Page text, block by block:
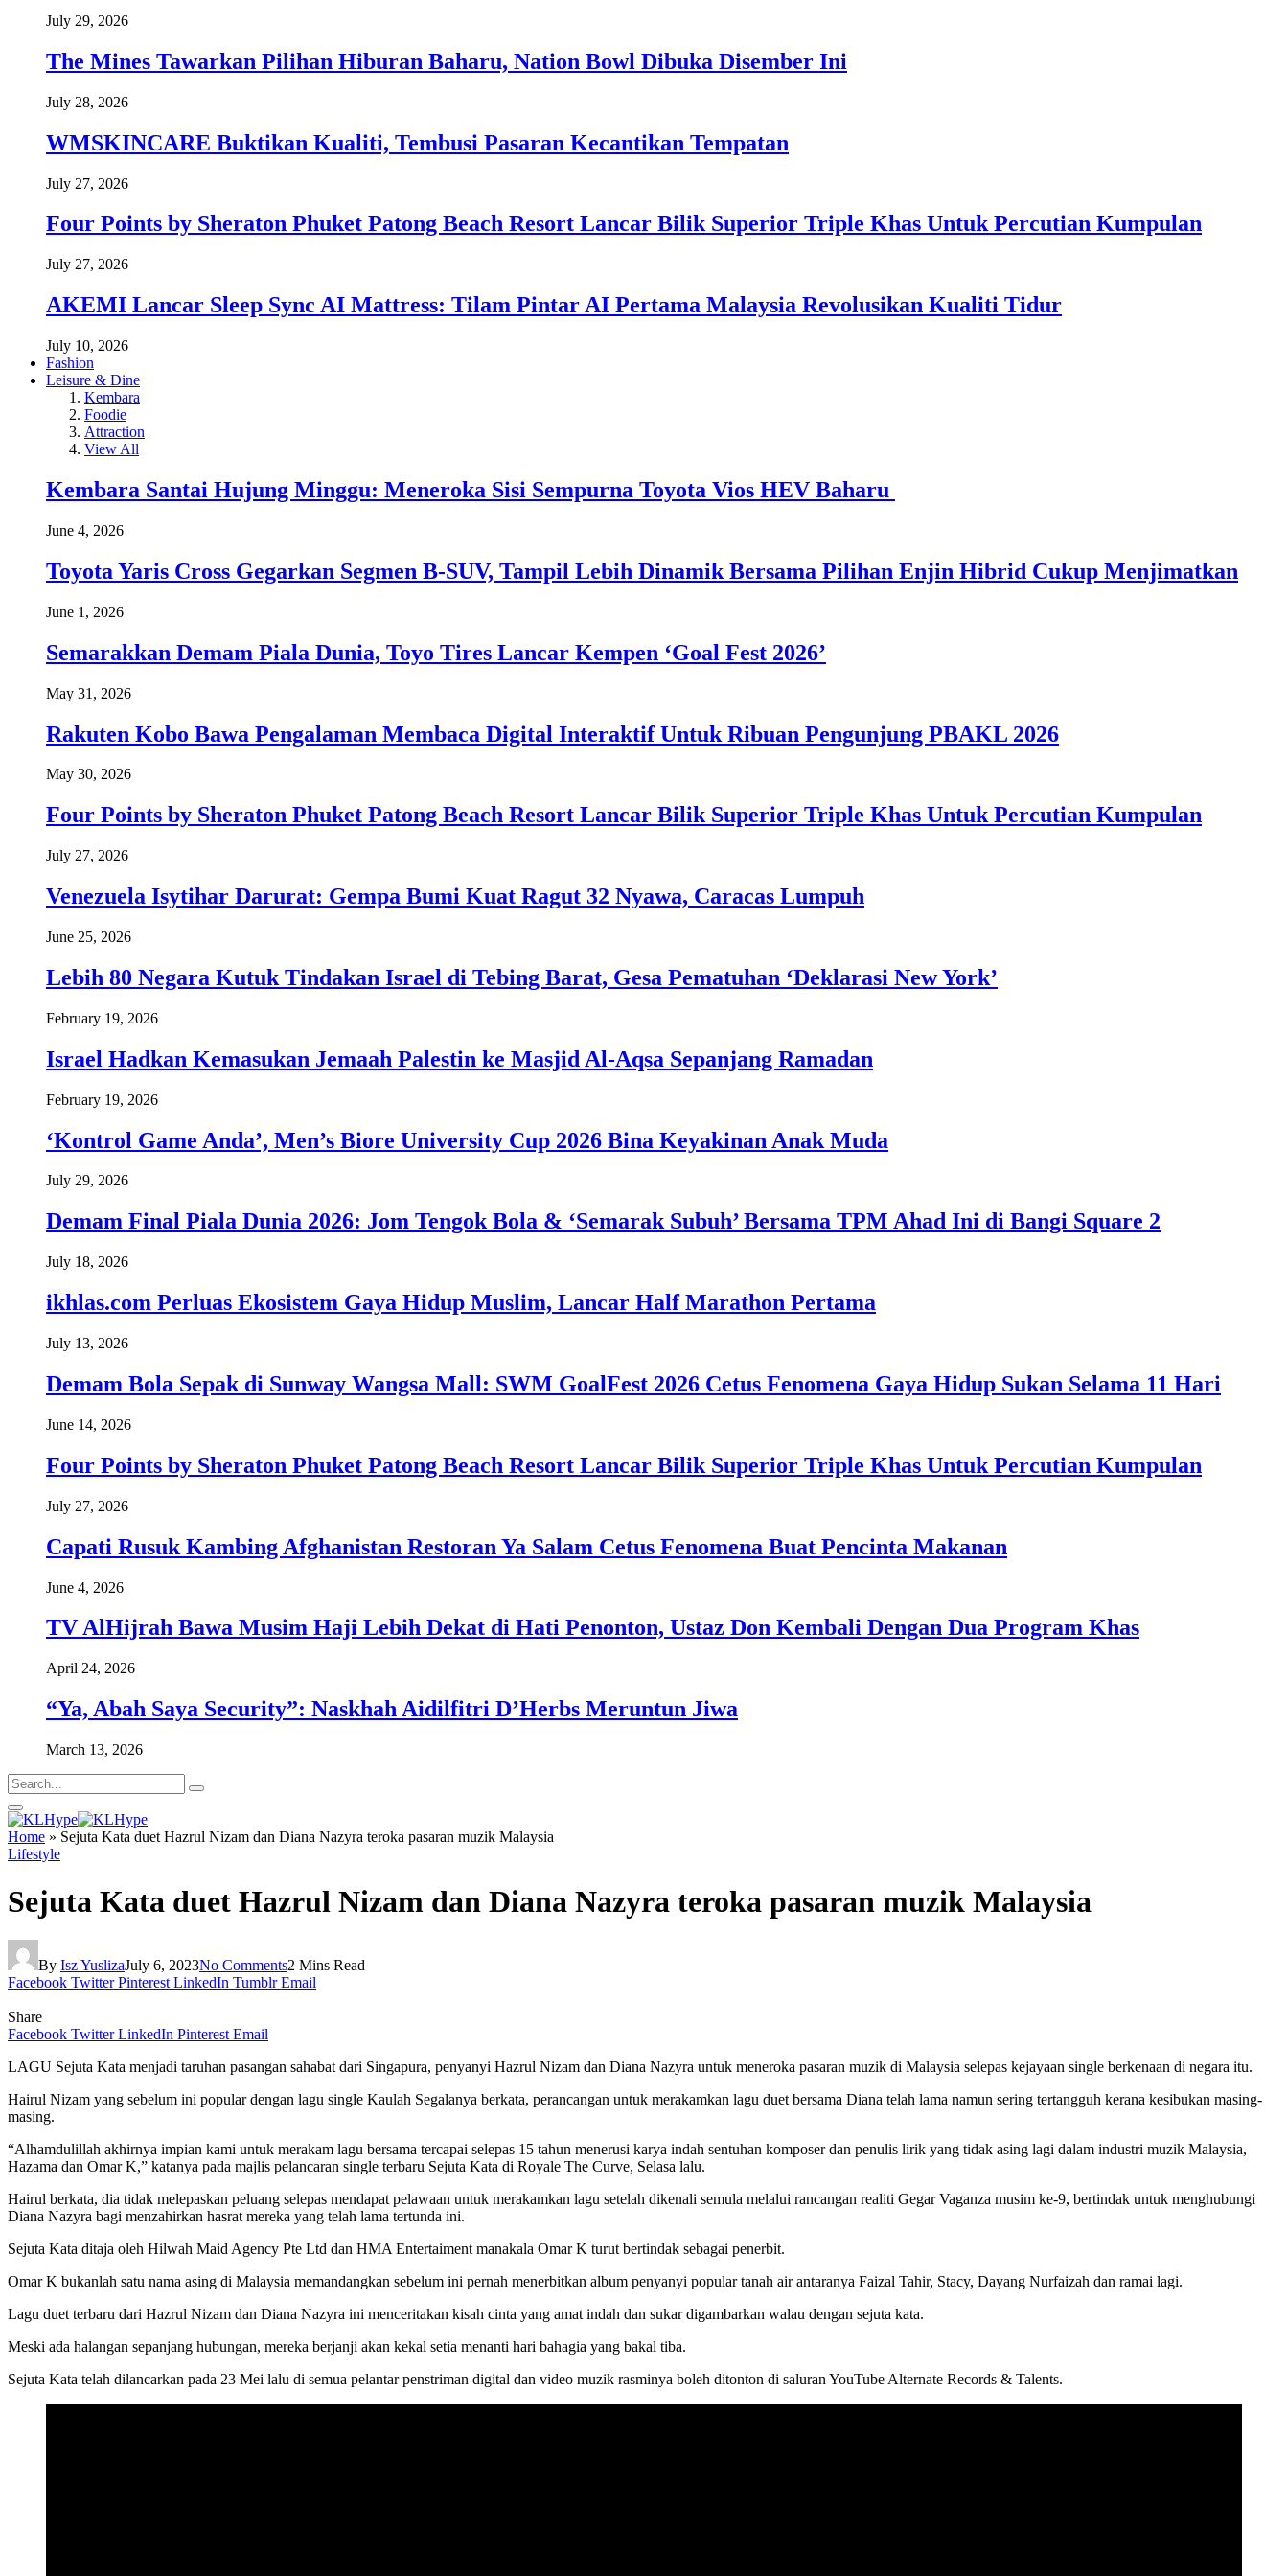
July 29, 2026
The Mines Tawarkan Pilihan Hiburan Baharu, Nation Bowl Dibuka Disember Ini
July 28, 2026
WMSKINCARE Buktikan Kualiti, Tembusi Pasaran Kecantikan Tempatan
July 27, 2026
Four Points by Sheraton Phuket Patong Beach Resort Lancar Bilik Superior Triple Khas Untuk Percutian Kumpulan
July 27, 2026
AKEMI Lancar Sleep Sync AI Mattress: Tilam Pintar AI Pertama Malaysia Revolusikan Kualiti Tidur
July 10, 2026
Fashion
Leisure & Dine
Kembara
Foodie
Attraction
View All
Kembara Santai Hujung Minggu: Meneroka Sisi Sempurna Toyota Vios HEV Baharu
June 4, 2026
Toyota Yaris Cross Gegarkan Segmen B-SUV, Tampil Lebih Dinamik Bersama Pilihan Enjin Hibrid Cukup Menjimatkan
June 1, 2026
Semarakkan Demam Piala Dunia, Toyo Tires Lancar Kempen ‘Goal Fest 2026’
May 31, 2026
Rakuten Kobo Bawa Pengalaman Membaca Digital Interaktif Untuk Ribuan Pengunjung PBAKL 2026
May 30, 2026
Four Points by Sheraton Phuket Patong Beach Resort Lancar Bilik Superior Triple Khas Untuk Percutian Kumpulan
July 27, 2026
Venezuela Isytihar Darurat: Gempa Bumi Kuat Ragut 32 Nyawa, Caracas Lumpuh
June 25, 2026
Lebih 80 Negara Kutuk Tindakan Israel di Tebing Barat, Gesa Pematuhan ‘Deklarasi New York’
February 19, 2026
Israel Hadkan Kemasukan Jemaah Palestin ke Masjid Al-Aqsa Sepanjang Ramadan
February 19, 2026
‘Kontrol Game Anda’, Men’s Biore University Cup 2026 Bina Keyakinan Anak Muda
July 29, 2026
Demam Final Piala Dunia 2026: Jom Tengok Bola & ‘Semarak Subuh’ Bersama TPM Ahad Ini di Bangi Square 2
July 18, 2026
ikhlas.com Perluas Ekosistem Gaya Hidup Muslim, Lancar Half Marathon Pertama
July 13, 2026
Demam Bola Sepak di Sunway Wangsa Mall: SWM GoalFest 2026 Cetus Fenomena Gaya Hidup Sukan Selama 11 Hari
June 14, 2026
Four Points by Sheraton Phuket Patong Beach Resort Lancar Bilik Superior Triple Khas Untuk Percutian Kumpulan
July 27, 2026
Capati Rusuk Kambing Afghanistan Restoran Ya Salam Cetus Fenomena Buat Pencinta Makanan
June 4, 2026
TV AlHijrah Bawa Musim Haji Lebih Dekat di Hati Penonton, Ustaz Don Kembali Dengan Dua Program Khas
April 24, 2026
“Ya, Abah Saya Security”: Naskhah Aidilfitri D’Herbs Meruntun Jiwa
March 13, 2026
Home » Sejuta Kata duet Hazrul Nizam dan Diana Nazyra teroka pasaran muzik Malaysia
Lifestyle
Sejuta Kata duet Hazrul Nizam dan Diana Nazyra teroka pasaran muzik Malaysia
By Isz YuslizaJuly 6, 2023No Comments2 Mins Read
Facebook Twitter Pinterest LinkedIn Tumblr Email
Share
Facebook Twitter LinkedIn Pinterest Email
LAGU Sejuta Kata menjadi taruhan pasangan sahabat dari Singapura, penyanyi Hazrul Nizam dan Diana Nazyra untuk meneroka pasaran muzik di Malaysia selepas kejayaan single berkenaan di negara itu.
Hairul Nizam yang sebelum ini popular dengan lagu single Kaulah Segalanya berkata, perancangan untuk merakamkan lagu duet bersama Diana telah lama namun sering tertangguh kerana kesibukan masing-
masing.
“Alhamdulillah akhirnya impian kami untuk merakam lagu bersama tercapai selepas 15 tahun menerusi karya indah sentuhan komposer dan penulis lirik yang tidak asing lagi dalam industri muzik Malaysia,
Hazama dan Omar K,” katanya pada majlis pelancaran single terbaru Sejuta Kata di Royale The Curve, Selasa lalu.
Hairul berkata, dia tidak melepaskan peluang selepas mendapat pelawaan untuk merakamkan lagu setelah dikenali semula melalui rancangan realiti Gegar Vaganza musim ke-9, bertindak untuk menghubungi
Diana Nazyra bagi menzahirkan hasrat mereka yang telah lama tertunda ini.
Sejuta Kata ditaja oleh Hilwah Maid Agency Pte Ltd dan HMA Entertaiment manakala Omar K turut bertindak sebagai penerbit.
Omar K bukanlah satu nama asing di Malaysia memandangkan sebelum ini pernah menerbitkan album penyanyi popular tanah air antaranya Faizal Tahir, Stacy, Dayang Nurfaizah dan ramai lagi.
Lagu duet terbaru dari Hazrul Nizam dan Diana Nazyra ini menceritakan kisah cinta yang amat indah dan sukar digambarkan walau dengan sejuta kata.
Meski ada halangan sepanjang hubungan, mereka berjanji akan kekal setia menanti hari bahagia yang bakal tiba.
Sejuta Kata telah dilancarkan pada 23 Mei lalu di semua pelantar penstriman digital dan video muzik rasminya boleh ditonton di saluran YouTube Alternate Records & Talents.